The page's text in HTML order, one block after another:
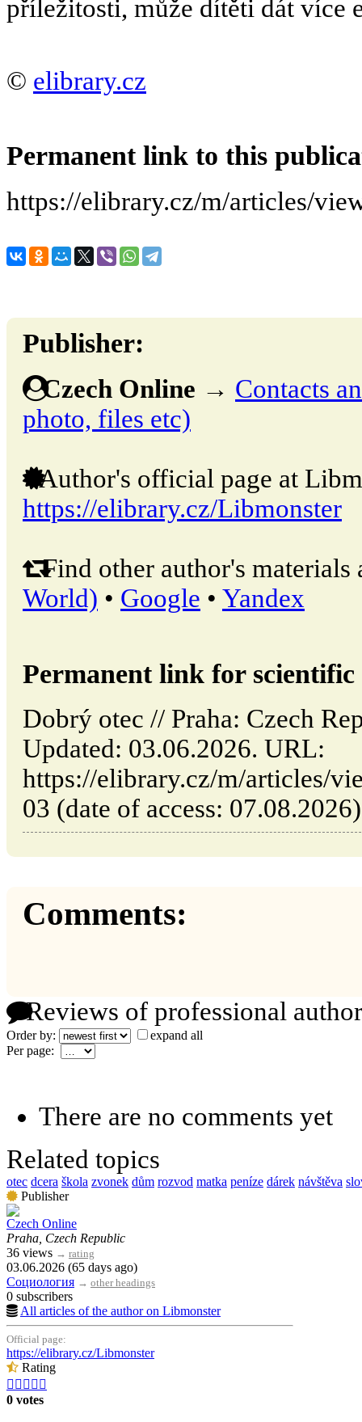
příležitosti, může dítěti dát více
© elibrary.cz
Permanent link to this
https://elibrary.cz/m/articles/
Publisher:
Czech Online → Contacts
photo, files etc)
Author's official page at
https://elibrary.cz/Libmonster
Find other author's materials
World) • Google • Yandex
Permanent link for
Dobrý otec // Praha: Czech
Updated: 03.06.2026. URL:
https://elibrary.cz/m/articles/
03 (date of access:
Comments:
Reviews of professional
Order by:
expand all
Per page:
There are no comments yet
Related topics
otec dcera škola zvonek dům rozvod matka peníze dárek návštěva
Publisher
Czech Online
Praha, Czech Republic
36 views → rating
03.06.2026 (65 days ago)
Социология → other headings
0 subscribers
All articles of the author on Libmonster
Official page:
https://elibrary.cz/Libmonster
Rating
    
0 votes